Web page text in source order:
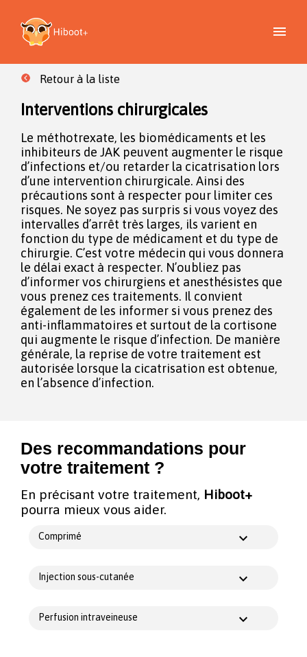
Retour à la liste
Interventions chirurgicales
Le méthotrexate, les biomédicaments et les
inhibiteurs de JAK peuvent augmenter le risque
d’infections et/ou retarder la cicatrisation lors
d’une intervention chirurgicale. Ainsi des
précautions sont à respecter pour limiter ces
risques. Ne soyez pas surpris si vous voyez des
intervalles d’arrêt très larges, ils varient en
fonction du type de médicament et du type de
chirurgie. C’est votre médecin qui vous donnera
le délai exact à respecter. N’oubliez pas
d’informer vos chirurgiens et anesthésistes que
vous prenez ces traitements. Il convient
également de les informer si vous prenez des
anti-inflammatoires et surtout de la cortisone
qui augmente le risque d’infection. De manière
générale, la reprise de votre traitement est
autorisée lorsque la cicatrisation est obtenue,
en l’absence d’infection.
Des recommandations pour
votre traitement ?
En précisant votre traitement, Hiboot+
pourra mieux vous aider.
Comprimé
Injection sous-cutanée
Perfusion intraveineuse